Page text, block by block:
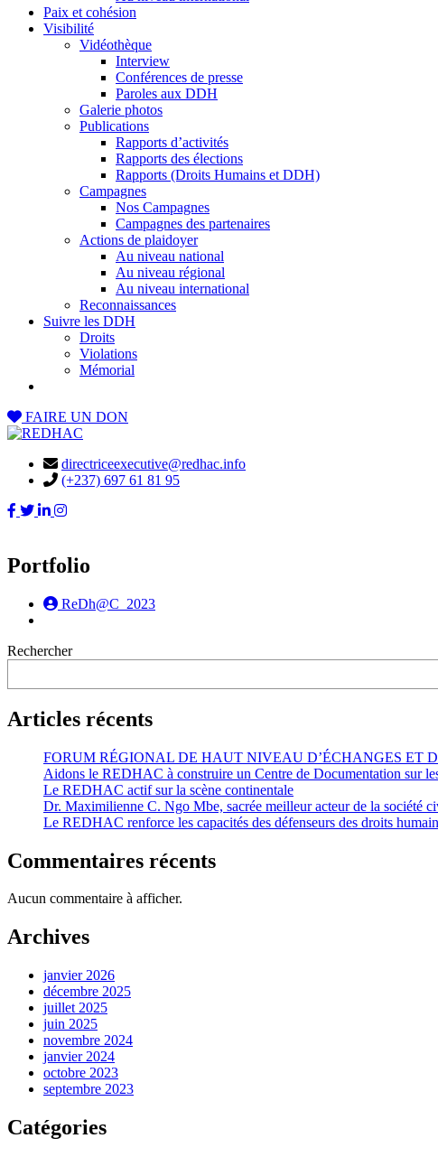
Paix et cohésion
Visibilité
Vidéothèque
Interview
Conférences de presse
Paroles aux DDH
Galerie photos
Publications
Rapports d’activités
Rapports des élections
Rapports (Droits Humains et DDH)
Campagnes
Nos Campagnes
Campagnes des partenaires
Actions de plaidoyer
Au niveau national
Au niveau régional
Au niveau international
Reconnaissances
Suivre les DDH
Droits
Violations
Mémorial
FAIRE UN DON
directriceexecutive@redhac.info
(+237) 697 61 81 95
Portfolio
ReDh@C_2023
Rechercher
Articles récents
FORUM RÉGIONAL DE HAUT NIVEAU D’ÉCHANGES ET
Aidons le REDHAC à construire un Centre de Documentation sur
Le REDHAC actif sur la scène continentale
Dr. Maximilienne C. Ngo Mbe, sacrée meilleur acteur de la société
Le REDHAC renforce les capacités des défenseurs des droits
Commentaires récents
Aucun commentaire à afficher.
Archives
janvier 2026
décembre 2025
juillet 2025
juin 2025
novembre 2024
janvier 2024
octobre 2023
septembre 2023
Catégories